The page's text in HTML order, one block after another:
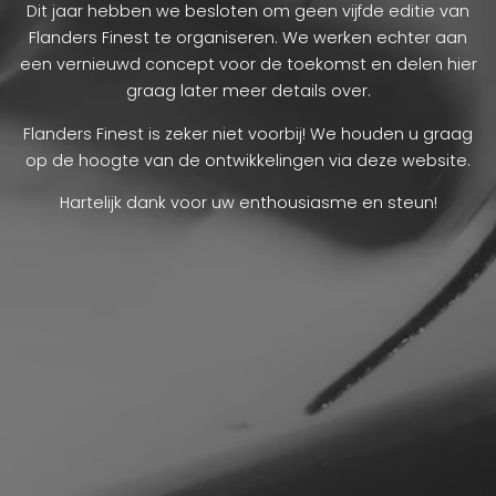
Dit jaar hebben we besloten om geen vijfde editie van
Flanders Finest te organiseren. We werken echter aan
een vernieuwd concept voor de toekomst en delen hier
graag later meer details over.
Flanders Finest is zeker niet voorbij! We houden u graag
op de hoogte van de ontwikkelingen via deze website.
Hartelijk dank voor uw enthousiasme en steun!